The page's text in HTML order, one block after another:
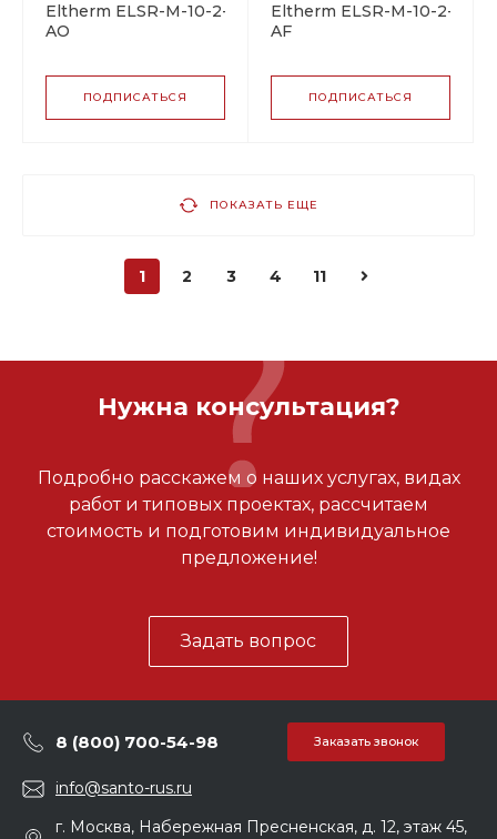
Eltherm ELSR-M-10-2-
AO
греющий кабель
ПОДПИСАТЬСЯ
Eltherm ELSR-M-10-2-
AF
греющий кабель
ПОДПИСАТЬСЯ
ПОКАЗАТЬ ЕЩЕ
1 2 3 4 11
Нужна консультация?
Подробно расскажем о наших услугах, видах
работ и типовых проектах, рассчитаем
стоимость и подготовим индивидуальное
предложение!
Задать вопрос
8 (800) 700-54-98 Заказать звонок
info@santo-rus.ru
г. Москва, Набережная Пресненская, д. 12, этаж 45,